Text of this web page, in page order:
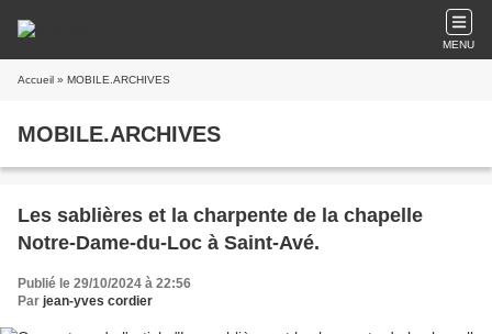
MENU
Accueil » MOBILE.ARCHIVES
MOBILE.ARCHIVES
Les sablières et la charpente de la chapelle
Notre-Dame-du-Loc à Saint-Avé.
Publié le 29/10/2024 à 22:56
Par jean-yves cordier